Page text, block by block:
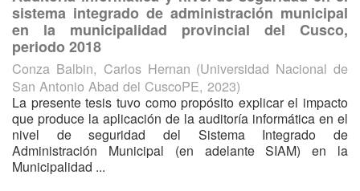
sistema integrado de administración municipal
en la municipalidad provincial del Cusco,
periodo 2018
Conza Balbin, Carlos Hernan (Universidad Nacional de
San Antonio Abad del CuscoPE, 2023)
La presente tesis tuvo como propósito explicar el impacto
que produce la aplicación de la auditoría informática en el
nivel de seguridad del Sistema Integrado de
Administración Municipal (en adelante SIAM) en la
Municipalidad ...